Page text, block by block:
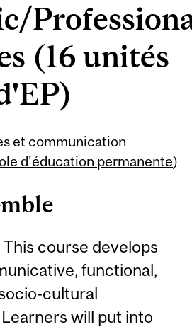
(16 unités
et communication
d’éducation permanente)
course develops
functional,
cultural
will put into